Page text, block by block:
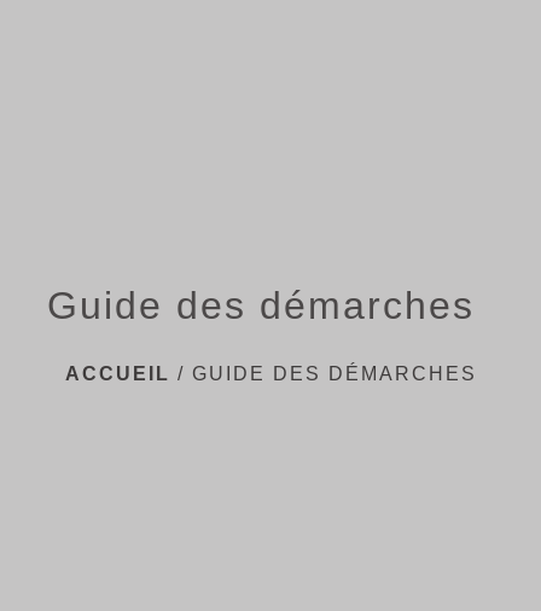
Guide des démarches
ACCUEIL / GUIDE DES DÉMARCHES